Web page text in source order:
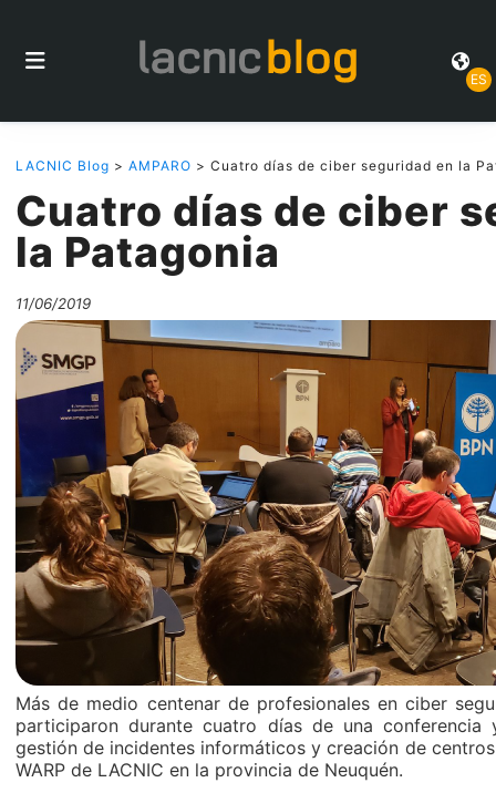
ES
LACNIC Blog > AMPARO > Cuatro días de ciber seguridad en la
Cuatro días de ciber
la Patagonia
11/06/2019
Más de medio centenar de profesionales en ciber
participaron durante cuatro días de una
gestión de incidentes informáticos y creación de
WARP de LACNIC en la provincia de Neuquén.